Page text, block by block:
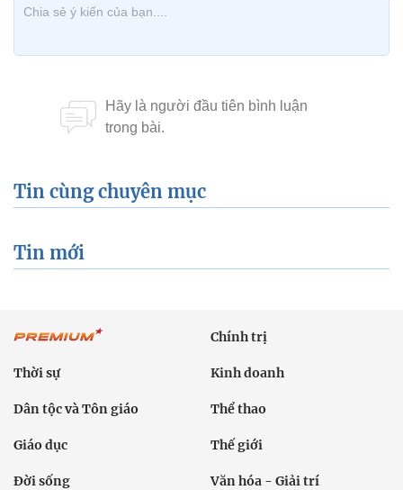
Tin cùng chuyên mục
Tin mới
Chính trị
Thời sự Kinh doanh
Dân tộc và Tôn giáo Thể thao
Giáo dục Thế giới
Đời sống Văn hóa - Giải trí